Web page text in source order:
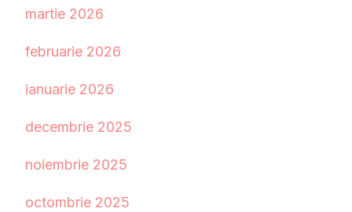
martie 2026
februarie 2026
ianuarie 2026
decembrie 2025
noiembrie 2025
octombrie 2025